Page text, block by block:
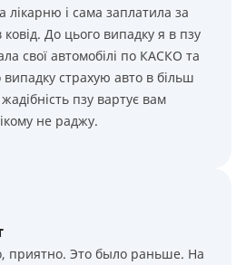
і сама заплатила за
До цього випадку я в пзу
свої автомобілі по КАСКО та
страхую авто в більш
пзу вартує вам
не раджу.
приятно. Это было раньше. На